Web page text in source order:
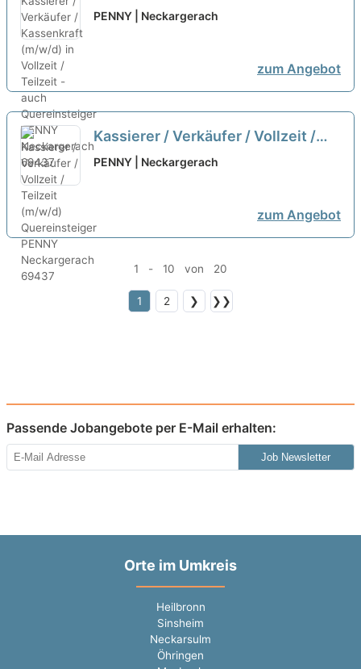
(m/w/d) in Vollzeit / Teilzeit - auch
PENNY | Neckargerach
zum Angebot
Kassierer / Verkäufer / Vollzeit /
Teilzeit (m/w/d) Quereinsteiger
PENNY | Neckargerach
zum Angebot
1 - 10 von 20
1 2 ❯ ❯❯
Passende Jobangebote per E-Mail erhalten:
Job Newsletter
Orte im Umkreis
Heilbronn
Sinsheim
Neckarsulm
Öhringen